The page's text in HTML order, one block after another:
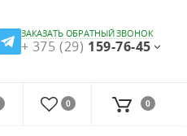
ЗАКАЗАТЬ ОБРАТНЫЙ ЗВОНОК
+ 375 (29) 159-76-45
0 0